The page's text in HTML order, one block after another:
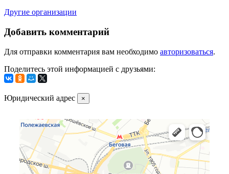
Другие организации
Добавить комментарий
Для отправки комментария вам необходимо авторизоваться.
Поделитесь этой информацией с друзьями:
Юридический адрес ×